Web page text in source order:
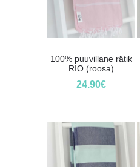
100% puuvillane rätik
RIO (roosa)
24.90€